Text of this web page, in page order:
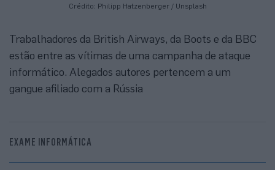
Crédito: Philipp Hatzenberger / Unsplash
Trabalhadores da British Airways, da Boots e da BBC
estão entre as vítimas de uma campanha de ataque
informático. Alegados autores pertencem a um
gangue afiliado com a Rússia
EXAME INFORMÁTICA